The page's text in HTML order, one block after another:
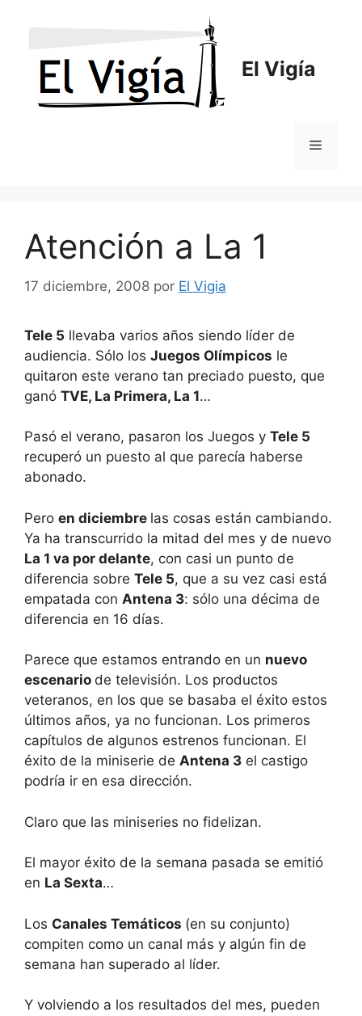
El Vigía
Menú
Atención a La 1
17 diciembre, 2008 por El Vigia
Tele 5 llevaba varios años siendo líder de
audiencia. Sólo los Juegos Olímpicos le
quitaron este verano tan preciado puesto, que
ganó TVE, La Primera, La 1…
Pasó el verano, pasaron los Juegos y Tele 5
recuperó un puesto al que parecía haberse
abonado.
Pero en diciembre las cosas están cambiando.
Ya ha transcurrido la mitad del mes y de nuevo
La 1 va por delante, con casi un punto de
diferencia sobre Tele 5, que a su vez casi está
empatada con Antena 3: sólo una décima de
diferencia en 16 días.
Parece que estamos entrando en un nuevo
escenario de televisión. Los productos
veteranos, en los que se basaba el éxito estos
últimos años, ya no funcionan. Los primeros
capítulos de algunos estrenos funcionan. El
éxito de la miniserie de Antena 3 el castigo
podría ir en esa dirección.
Claro que las miniseries no fidelizan.
El mayor éxito de la semana pasada se emitió
en La Sexta…
Los Canales Temáticos (en su conjunto)
compiten como un canal más y algún fin de
semana han superado al líder.
Y volviendo a los resultados del mes, pueden